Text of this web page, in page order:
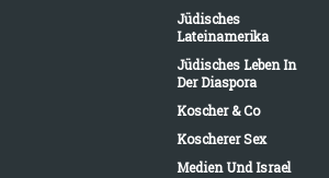
Jüdisches
Lateinamerika
Jüdisches Leben In
Der Diaspora
Koscher & Co
Koscherer Sex
Medien Und Israel